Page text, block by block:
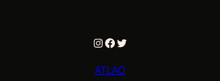
Instagram
Facebook
Twitter
ATLAO